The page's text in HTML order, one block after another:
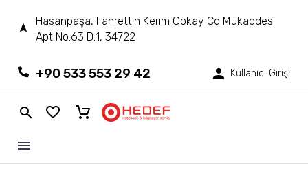
Hasanpaşa, Fahrettin Kerim Gökay Cd Mukaddes
Apt No:63 D:1, 34722
+90 533 553 29 42 Kullanıcı Girişi